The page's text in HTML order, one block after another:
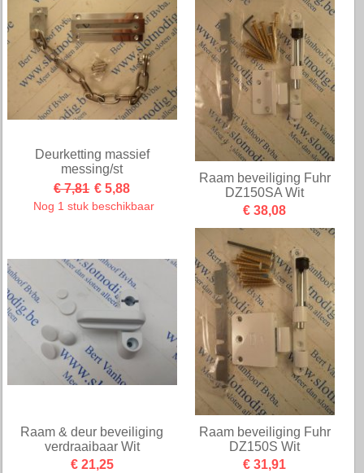
Deurketting massief
messing/st
€ 7,81 € 5,88
Nog 1 stuk beschikbaar
Raam beveiliging Fuhr
DZ150SA Wit
€ 38,08
Raam & deur beveiliging
verdraaibaar Wit
€ 21,25
Raam beveiliging Fuhr
DZ150S Wit
€ 31,91